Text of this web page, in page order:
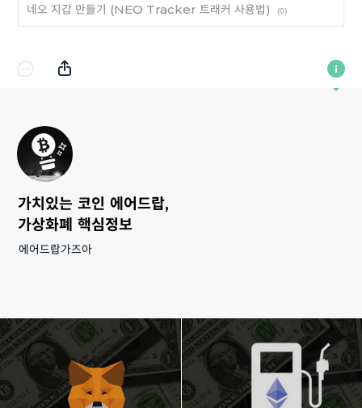
네오 지갑 만들기 (NEO Tracker 트래커 사용법) (0)
가치있는 코인 에어드랍,
가상화폐 핵심정보
에어드랍가즈아